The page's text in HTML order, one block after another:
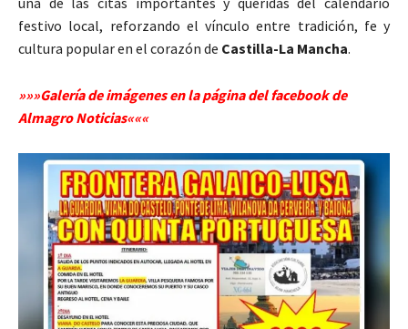
festivo local, reforzando el vínculo entre tradición, fe y
cultura popular en el corazón de Castilla-La Mancha.
»»»Galería de imágenes en la página del facebook de
Almagro Noticias«««